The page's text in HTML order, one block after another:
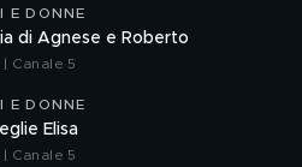
E DONNE
di Agnese e Roberto
Canale 5
E DONNE
Elisa
Canale 5